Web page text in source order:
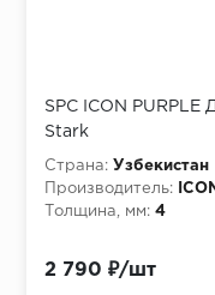
SPC ICON PURPLE
Stark
Страна: Узбекистан
Производитель:
Толщина, мм: 4
2 790 ₽/шт